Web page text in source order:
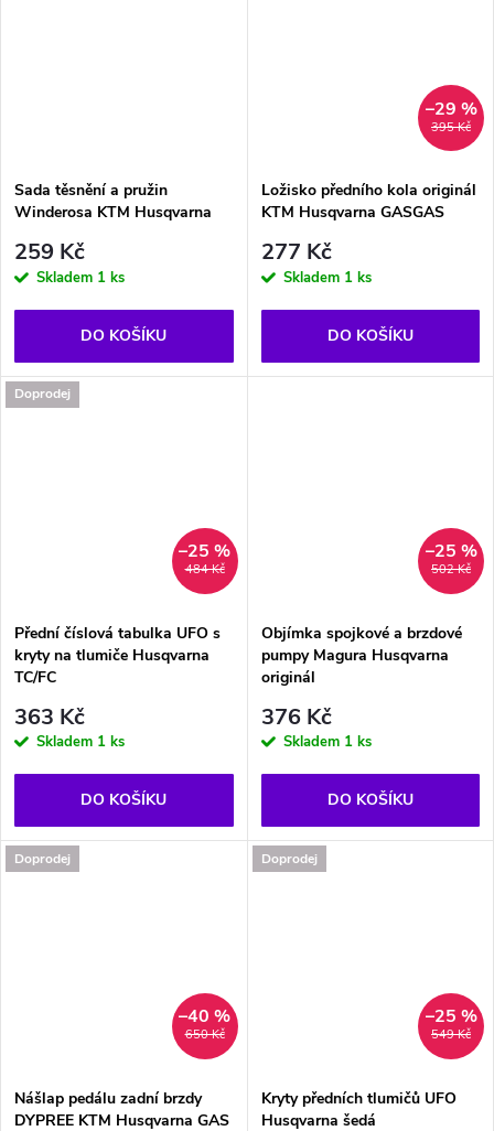
Sada těsnění a pružin
Winderosa KTM Husqvarna
259 Kč
Skladem 1 ks
DO KOŠÍKU
395 Kč
–29 %
Ložisko předního kola originál
KTM Husqvarna GASGAS
277 Kč
Skladem 1 ks
DO KOŠÍKU
Doprodej
484 Kč
–25 %
Přední číslová tabulka UFO s
kryty na tlumiče Husqvarna
TC/FC
363 Kč
Skladem 1 ks
DO KOŠÍKU
502 Kč
–25 %
Objímka spojkové a brzdové
pumpy Magura Husqvarna
originál
376 Kč
Skladem 1 ks
DO KOŠÍKU
Doprodej
650 Kč
–40 %
Nášlap pedálu zadní brzdy
DYPREE KTM Husqvarna GAS
Doprodej
549 Kč
–25 %
Kryty předních tlumičů UFO
Husqvarna šedá